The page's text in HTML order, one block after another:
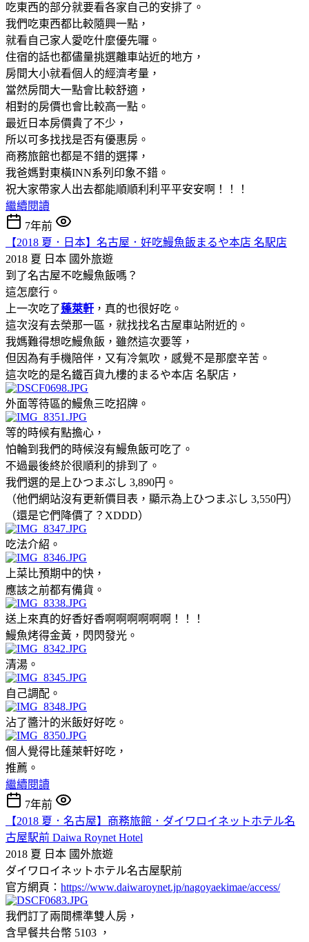
吃東西的部分就要看各家自己的安排了。
我們吃東西都比較隨興一點，
就看自己家人愛吃什麼優先囉。
住宿的話也都儘量挑選離車站近的地方，
房間大小就看個人的經濟考量，
當然房間大一點會比較舒適，
相對的房價也會比較高一點。
最近日本房價貴了不少，
所以可多找找是否有優惠房。
商務旅館也都是不錯的選擇，
我爸媽對東橫INN系列印象不錯。
祝大家帶家人出去都能順順利利平平安安啊！！！
繼續閱讀
7年前
【2018 夏．日本】名古屋．好吃鰻魚飯まるや本店 名駅店
2018 夏 日本 國外旅遊
到了名古屋不吃鰻魚飯嗎？
這怎麼行。
上一次吃了蓬萊軒 ，真的也很好吃。
這次沒有去榮那一區，就找找名古屋車站附近的。
我媽難得想吃鰻魚飯，雖然這次要等，
但因為有手機陪伴，又有冷氣吹，感覺不是那麼辛苦。
這次吃的是名鐵百貨九樓的まるや本店 名駅店，
外面等待區的鰻魚三吃招牌。
等的時候有點擔心，
怕輪到我們的時候沒有鰻魚飯可吃了。
不過最後終於很順利的排到了。
我們選的是上ひつまぶし 3,890円。
（他們網站沒有更新價目表，顯示為上ひつまぶし 3,550円）
（還是它們降價了？XDDD）
吃法介紹。
上菜比預期中的快，
應該之前都有備貨。
送上來真的好香好香啊啊啊啊啊啊！！！
鰻魚烤得金黃，閃閃發光。
清湯。
自己調配。
沾了醬汁的米飯好好吃。
個人覺得比蓬萊軒好吃，
推薦。
繼續閱讀
7年前
【2018 夏．名古屋】商務旅館．ダイワロイネットホテル名
古屋駅前 Daiwa Roynet Hotel
2018 夏 日本 國外旅遊
ダイワロイネットホテル名古屋駅前
官方網頁： https://www.daiwaroynet.jp/nagoyaekimae/access/
我們訂了兩間標準雙人房，
含早餐共台幣 5103 ，